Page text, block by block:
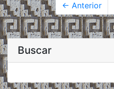
← Anterior
Buscar